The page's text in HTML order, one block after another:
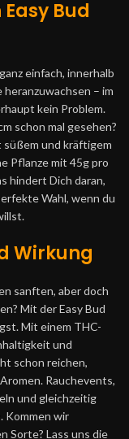
Bud
einfach, innerhalb
– im
kein Problem.
schon mal gesehen?
und kräftigem
Pflanze mit 45g pro
hindert Dich daran,
Wahl, wenn du
Wirkung
sanften, aber doch
Mit der Easy Bud
Mit einem THC-
und
schon reichen,
Rauchevents,
und gleichzeitig
Kommen wir
Sorte? Lass uns die